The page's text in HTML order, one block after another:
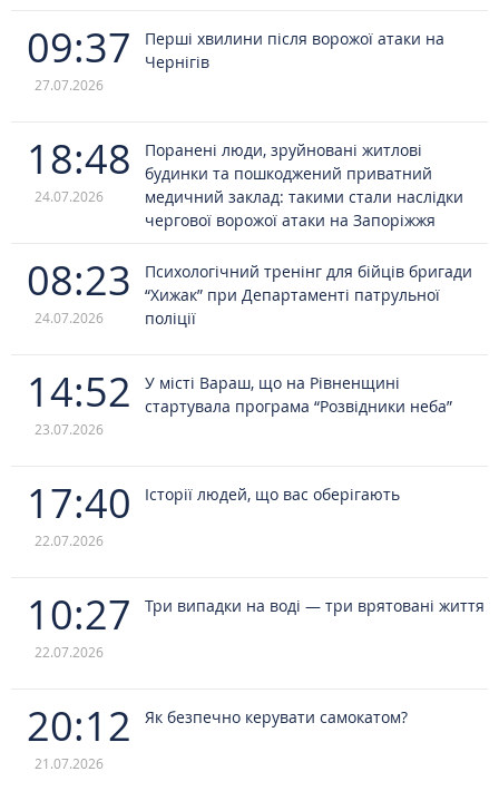
09:37
27.07.2026
Перші хвилини після ворожої атаки на
Чернігів
18:48
24.07.2026
Поранені люди, зруйновані житлові
будинки та пошкоджений приватний
медичний заклад: такими стали наслідки
чергової ворожої атаки на Запоріжжя
08:23
24.07.2026
Психологічний тренінг для бійців бригади
“Хижак” при Департаменті патрульної
поліції
14:52
23.07.2026
У місті Вараш, що на Рівненщині
стартувала програма “Розвідники неба”
17:40
22.07.2026
Історії людей, що вас оберігають
10:27
22.07.2026
Три випадки на воді — три врятовані життя
20:12
21.07.2026
Як безпечно керувати самокатом?